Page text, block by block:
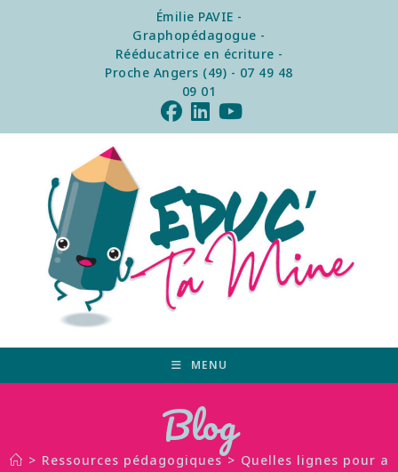
Émilie PAVIE -
Graphopédagogue -
Rééducatrice en écriture -
Proche Angers (49) - 07 49 48
09 01
MENU
Blog
> Ressources pédagogiques > Quelles lignes pour